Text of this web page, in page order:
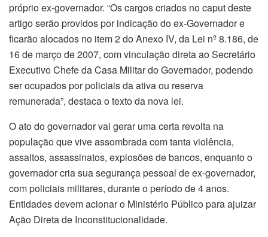
próprio ex-governador. “Os cargos criados no caput deste
artigo serão providos por indicação do ex-Governador e
ficarão alocados no item 2 do Anexo IV, da Lei nº 8.186, de
16 de março de 2007, com vinculação direta ao Secretário
Executivo Chefe da Casa Militar do Governador, podendo
ser ocupados por policiais da ativa ou reserva
remunerada”, destaca o texto da nova lei.
O ato do governador vai gerar uma certa revolta na
população que vive assombrada com tanta violência,
assaltos, assassinatos, explosões de bancos, enquanto o
governador cria sua segurança pessoal de ex-governador,
com policiais militares, durante o período de 4 anos.
Entidades devem acionar o Ministério Público para ajuizar
Ação Direta de Inconstitucionalidade.